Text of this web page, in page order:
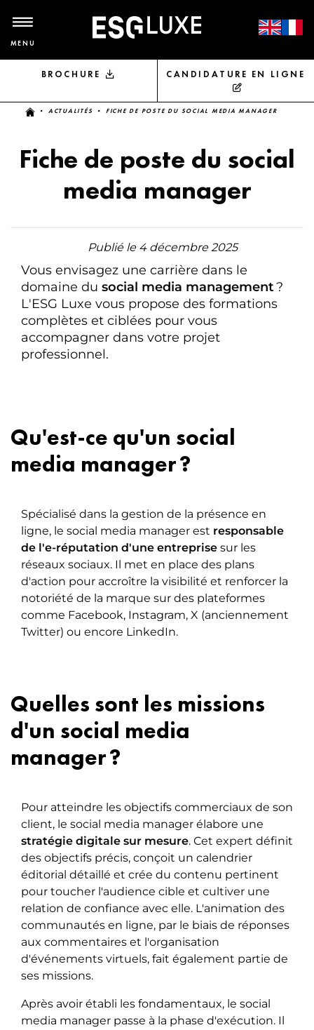
Fiche de poste du social
media manager
Publié le 4 décembre 2025
Vous envisagez une carrière dans le
domaine du social media management?
L'ESG Luxe vous propose des formations
complètes et ciblées pour vous
accompagner dans votre projet
professionnel.
Qu'est-ce qu'un social
media manager ?
Spécialisé dans la gestion de la présence en
ligne, le social media manager est responsable
de l'e-réputation d'une entreprise sur les
réseaux sociaux. Il met en place des plans
d'action pour accroître la visibilité et renforcer la
notoriété de la marque sur des plateformes
comme Facebook, Instagram, X (anciennement
Twitter) ou encore LinkedIn.
Quelles sont les missions
d'un social media
manager ?
Pour atteindre les objectifs commerciaux de son
client, le social media manager élabore une
stratégie digitale sur mesure. Cet expert définit
des objectifs précis, conçoit un calendrier
éditorial détaillé et crée du contenu pertinent
pour toucher l'audience cible et cultiver une
relation de confiance avec elle. L'animation des
communautés en ligne, par le biais de réponses
aux commentaires et l'organisation
d'événements virtuels, fait également partie de
ses missions.
Après avoir établi les fondamentaux, le social
media manager passe à la phase d'exécution. Il
MENU
BROCHURE CANDIDATURE EN LIGNE
Vous êtes ici
• ACTUALITÉS • FICHE DE POSTE DU SOCIAL MEDIA MANAGER